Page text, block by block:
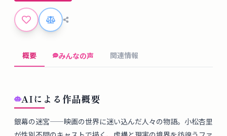
掲
示
板
ツ
ブ
ロ
概要 みんなの声 関連情報
AIによる作品概要
銀幕の迷宮——映画の世界に迷い込んだ人々の物語。小松杏里